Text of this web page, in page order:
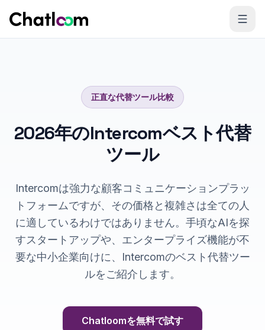
正直な代替ツール比較
2026年のIntercomベスト代替
ツール
Intercomは強力な顧客コミュニケーションプラッ
トフォームですが、その価格と複雑さは全ての人
に適しているわけではありません。手頃なAIを探
すスタートアップや、エンタープライズ機能が不
要な中小企業向けに、Intercomのベスト代替ツー
ルをご紹介します。
Chatloomを無料で試す